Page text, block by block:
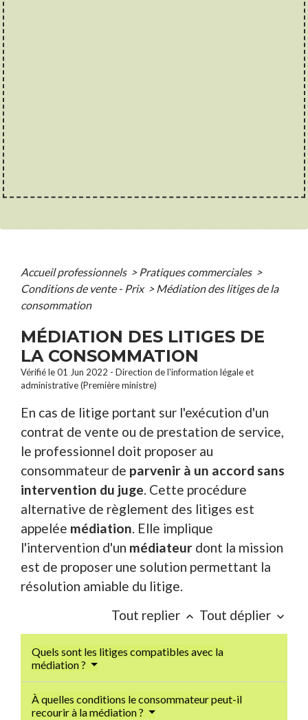
Accueil professionnels > Pratiques commerciales >
Conditions de vente - Prix > Médiation des litiges de la
consommation
MÉDIATION DES LITIGES DE
LA CONSOMMATION
Vérifié le 01 Jun 2022 - Direction de l'information légale et
administrative (Première ministre)
En cas de litige portant sur l'exécution d'un
contrat de vente ou de prestation de service,
le professionnel doit proposer au
consommateur de parvenir à un accord sans
intervention du juge. Cette procédure
alternative de règlement des litiges est
appelée médiation. Elle implique
l'intervention d'un médiateur dont la mission
est de proposer une solution permettant la
résolution amiable du litige.
Tout replier keyboard_arrow_up Tout déplier keyboard_arrow_down
Quels sont les litiges compatibles avec la
médiation ?
À quelles conditions le consommateur peut-il
recourir à la médiation ?